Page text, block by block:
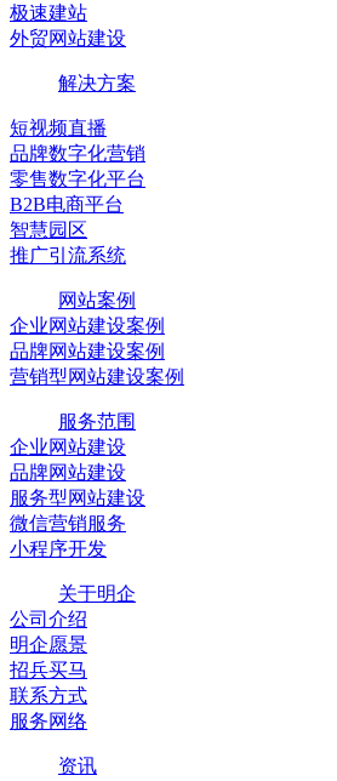
极速建站
外贸网站建设
解决方案
短视频直播
品牌数字化营销
零售数字化平台
B2B电商平台
智慧园区
推广引流系统
网站案例
企业网站建设案例
品牌网站建设案例
营销型网站建设案例
服务范围
企业网站建设
品牌网站建设
服务型网站建设
微信营销服务
小程序开发
关于明企
公司介绍
明企愿景
招兵买马
联系方式
服务网络
资讯